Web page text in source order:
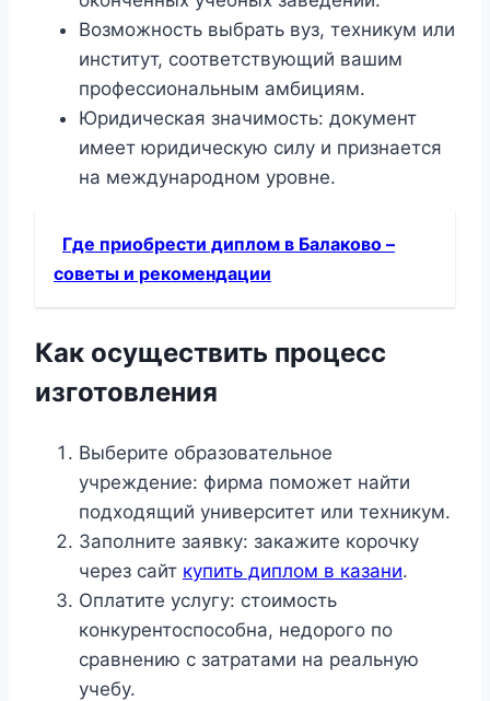
Возможность выбрать вуз, техникум или
институт, соответствующий вашим
профессиональным амбициям.
Юридическая значимость: документ
имеет юридическую силу и признается
на международном уровне.
Где приобрести диплом в Балаково –
советы и рекомендации
Как осуществить процесс
изготовления
Выберите образовательное
учреждение: фирма поможет найти
подходящий университет или техникум.
Заполните заявку: закажите корочку
через сайт купить диплом в казани.
Оплатите услугу: стоимость
конкурентоспособна, недорого по
сравнению с затратами на реальную
учебу.